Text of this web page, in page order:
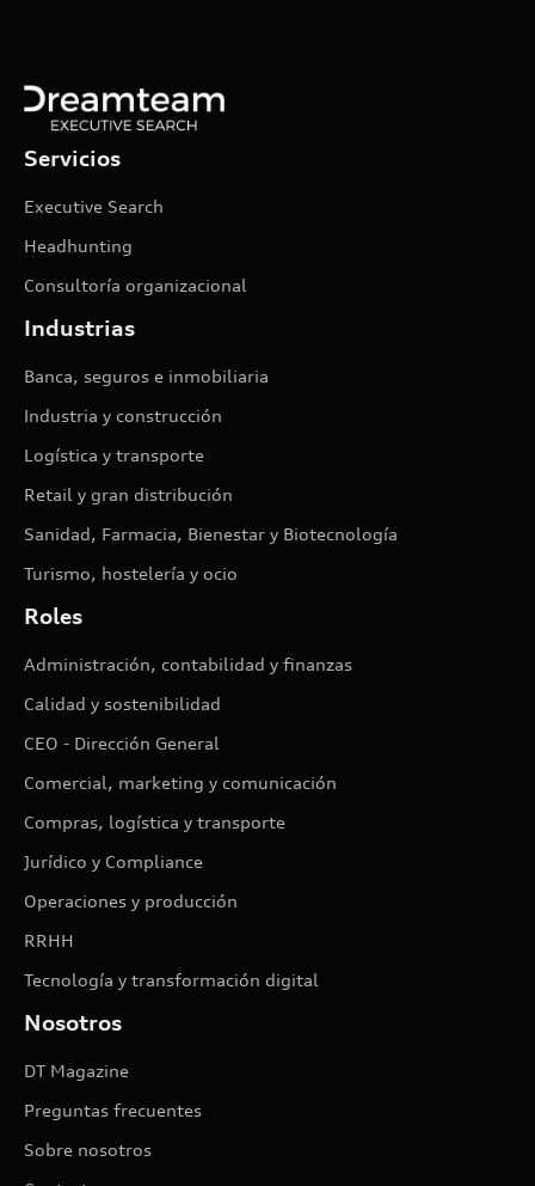
Servicios
Executive Search
Headhunting
Consultoría organizacional
Industrias
Banca, seguros e inmobiliaria
Industria y construcción
Logística y transporte
Retail y gran distribución
Sanidad, Farmacia, Bienestar y Biotecnología
Turismo, hostelería y ocio
Roles
Administración, contabilidad y finanzas
Calidad y sostenibilidad
CEO - Dirección General
Comercial, marketing y comunicación
Compras, logística y transporte
Jurídico y Compliance
Operaciones y producción
RRHH
Tecnología y transformación digital
Nosotros
DT Magazine
Preguntas frecuentes
Sobre nosotros